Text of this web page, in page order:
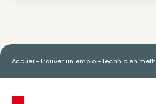
Accueil-Trouver un emploi-Technicien